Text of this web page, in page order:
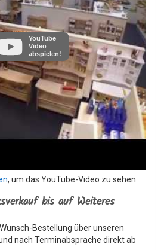
YouTube
Video
abspielen!
, um das YouTube-Video zu sehen.
bis auf Weiteres
Bestellung über unseren
nach Terminabsprache direkt ab